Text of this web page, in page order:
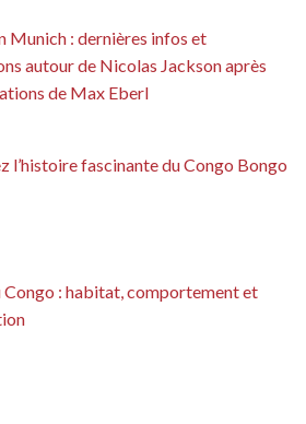
Munich : dernières infos et
autour de Nicolas Jackson après
de Max Eberl
l’histoire fascinante du Congo Bongo
Congo : habitat, comportement et